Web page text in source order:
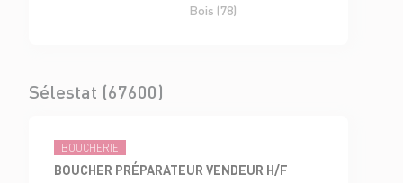
Bois (78)
Sélestat (67600)
BOUCHERIE
BOUCHER PRÉPARATEUR VENDEUR H/F